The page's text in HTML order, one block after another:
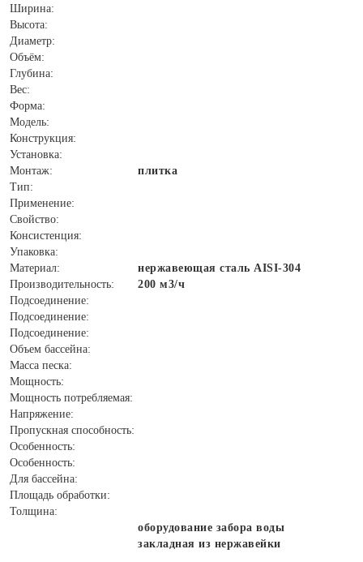
Ширина:
Высота:
Диаметр:
Объём:
Глубина:
Вес:
Форма:
Модель:
Конструкция:
Установка:
Монтаж:
плитка
Тип:
Применение:
Свойство:
Консистенция:
Упаковка:
Материал:
нержавеющая сталь AISI-304
Производительность:
200 м3/ч
Подсоединение:
Подсоединение:
Подсоединение:
Объем бассейна:
Масса песка:
Мощность:
Мощность потребляемая:
Напряжение:
Пропускная способность:
Особенность:
Особенность:
Для бассейна:
Площадь обработки:
Толщина:
оборудование забора воды
закладная из нержавейки